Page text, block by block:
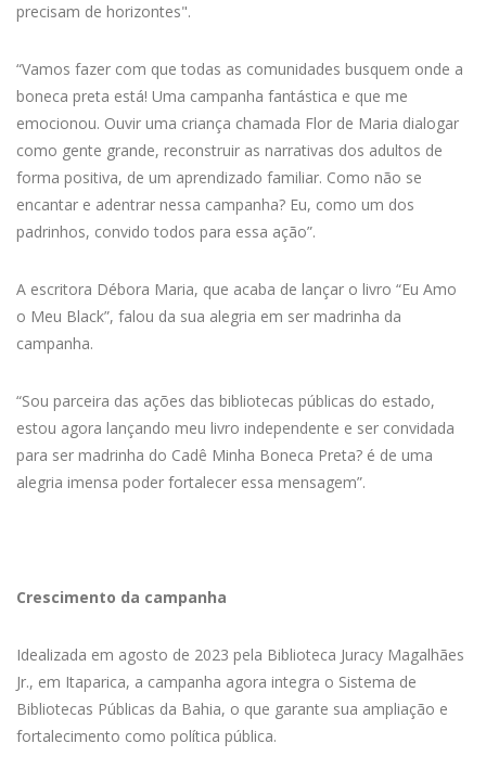
precisam de horizontes".
“Vamos fazer com que todas as comunidades busquem onde a
boneca preta está! Uma campanha fantástica e que me
emocionou. Ouvir uma criança chamada Flor de Maria dialogar
como gente grande, reconstruir as narrativas dos adultos de
forma positiva, de um aprendizado familiar. Como não se
encantar e adentrar nessa campanha? Eu, como um dos
padrinhos, convido todos para essa ação”.
A escritora Débora Maria, que acaba de lançar o livro “Eu Amo
o Meu Black”, falou da sua alegria em ser madrinha da
campanha.
“Sou parceira das ações das bibliotecas públicas do estado,
estou agora lançando meu livro independente e ser convidada
para ser madrinha do Cadê Minha Boneca Preta? é de uma
alegria imensa poder fortalecer essa mensagem”.
Crescimento da campanha
Idealizada em agosto de 2023 pela Biblioteca Juracy Magalhães
Jr., em Itaparica, a campanha agora integra o Sistema de
Bibliotecas Públicas da Bahia, o que garante sua ampliação e
fortalecimento como política pública.